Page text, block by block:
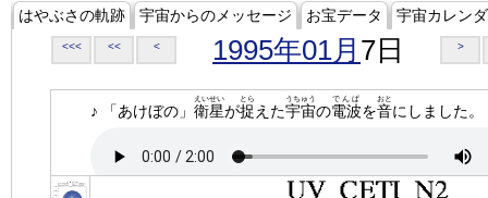
はやぶさの軌跡 宇宙からのメッセージ お宝データ 宇宙カレン
<<< << < 1995年01月 7日 >
♪ 「あけぼの」 衛星
えいせい
が捉
とら
えた宇宙
うちゅう
の電波
でんぱ
を音
おと
にしました。